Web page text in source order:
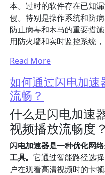
本。过时的软件存在已知
侵。特别是操作系统和防
防止病毒和木马的重要措
用防火墙和实时监控系统
Read More
如何通过闪电加速
流畅？
什么是闪电加速
视频播放流畅度？
闪电加速器是一种优化网
工具。 它通过智能路径选
户在观看高清视频时的卡